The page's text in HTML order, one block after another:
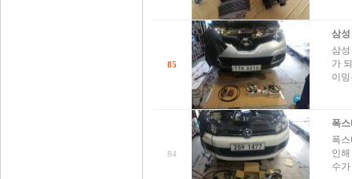
85
삼
삼
가
이
84
폭
폭
인
수